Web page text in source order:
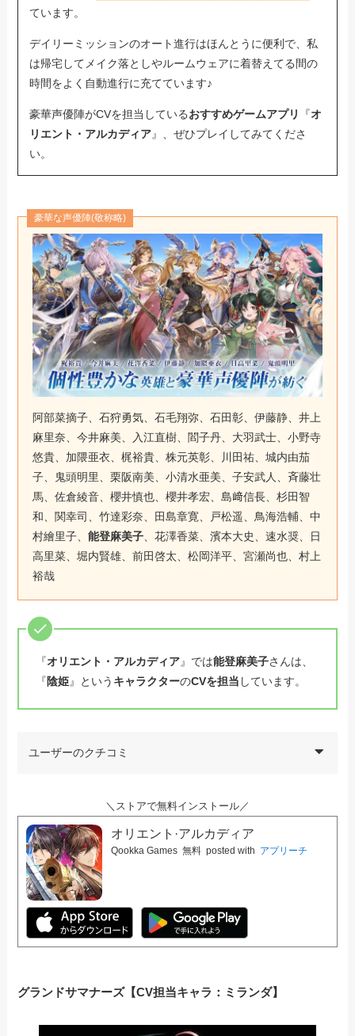
ています。
デイリーミッションのオート進行はほんとうに便利で、私
は帰宅してメイク落としやルームウェアに着替えてる間の
時間をよく自動進行に充てています♪
豪華声優陣がCVを担当しているおすすめゲームアプリ 『オ
リエント・アルカディア』、ぜひプレイしてみてくださ
い。
豪華な声優陣(敬称略)
阿部菜摘子、石狩勇気、石毛翔弥、石田彰、伊藤静、井上
麻里奈、今井麻美、入江直樹、閻子丹、大羽武士、小野寺
悠貴、加隈亜衣、梶裕貴、株元英彰、川田祐、城内由茄
子、鬼頭明里、栗阪南美、小清水亜美、子安武人、斉藤壮
馬、佐倉綾音、櫻井慎也、櫻井孝宏、島﨑信長、杉田智
和、関幸司、竹達彩奈、田島章寛、戸松遥、鳥海浩輔、中
村繪里子、 能登麻美子、花澤香菜、濱本大史、速水奨、日
高里菜、堀内賢雄、前田啓太、松岡洋平、宮瀬尚也、村上
裕哉
『オリエント・アルカディア』では能登麻美子さんは、
『陰姫』という キャラクターのCVを担当 しています。
ユーザーのクチコミ
＼ストアで無料インストール／
オリエント·アルカディア
Qookka Games 無料 posted with アプリーチ
グランドサマナーズ【CV担当キャラ：ミランダ】